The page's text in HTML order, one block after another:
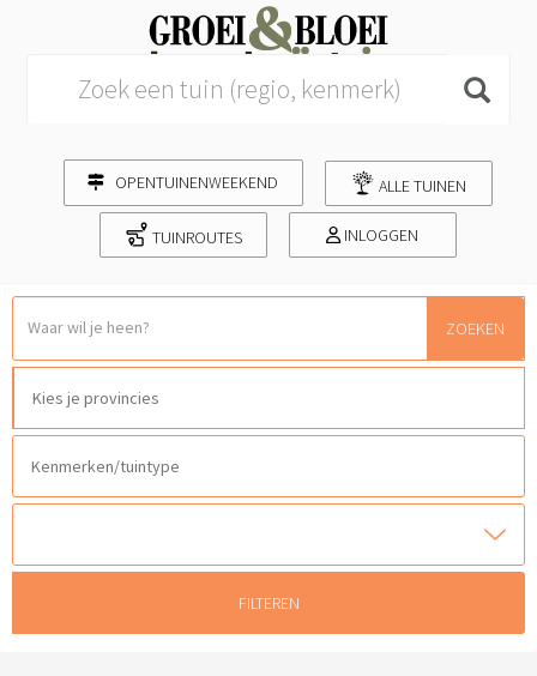
OPENTUINENWEEKEND ALLE TUINEN
TUINROUTES INLOGGEN
ZOEKEN